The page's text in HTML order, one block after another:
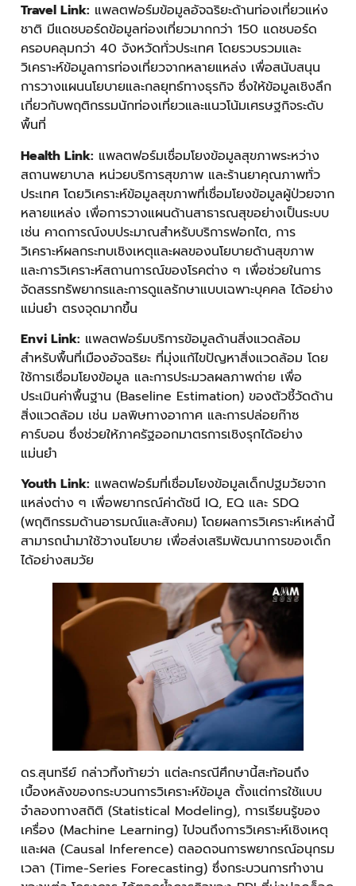
Travel Link: แพลตฟอร์มข้อมูลอัจฉริยะด้านท่องเที่ยวแห่ง
ชาติ มีแดชบอร์ดข้อมูลท่องเที่ยวมากกว่า 150 แดชบอร์ด
ครอบคลุมกว่า 40 จังหวัดทั่วประเทศ โดยรวบรวมและ
วิเคราะห์ข้อมูลการท่องเที่ยวจากหลายแหล่ง เพื่อสนับสนุน
การวางแผนนโยบายและกลยุทธ์ทางธุรกิจ ซึ่งให้ข้อมูลเชิงลึก
เกี่ยวกับพฤติกรรมนักท่องเที่ยวและแนวโน้มเศรษฐกิจระดับ
พื้นที่
Health Link: แพลตฟอร์มเชื่อมโยงข้อมูลสุขภาพระหว่าง
สถานพยาบาล หน่วยบริการสุขภาพ และร้านยาคุณภาพทั่ว
ประเทศ โดยวิเคราะห์ข้อมูลสุขภาพที่เชื่อมโยงข้อมูลผู้ป่วยจาก
หลายแหล่ง เพื่อการวางแผนด้านสาธารณสุขอย่างเป็นระบบ
เช่น คาดการณ์งบประมาณสำหรับบริการฟอกไต, การ
วิเคราะห์ผลกระทบเชิงเหตุและผลของนโยบายด้านสุขภาพ
และการวิเคราะห์สถานการณ์ของโรคต่าง ๆ เพื่อช่วยในการ
จัดสรรทรัพยากรและการดูแลรักษาแบบเฉพาะบุคคล ได้อย่าง
แม่นยำ ตรงจุดมากขึ้น
Envi Link: แพลตฟอร์มบริการข้อมูลด้านสิ่งแวดล้อม
สำหรับพื้นที่เมืองอัจฉริยะ ที่มุ่งแก้ไขปัญหาสิ่งแวดล้อม โดย
ใช้การเชื่อมโยงข้อมูล และการประมวลผลภาพถ่าย เพื่อ
ประเมินค่าพื้นฐาน (Baseline Estimation) ของตัวชี้วัดด้าน
สิ่งแวดล้อม เช่น มลพิษทางอากาศ และการปล่อยก๊าซ
คาร์บอน ซึ่งช่วยให้ภาครัฐออกมาตรการเชิงรุกได้อย่าง
แม่นยำ
Youth Link: แพลตฟอร์มที่เชื่อมโยงข้อมูลเด็กปฐมวัยจาก
แหล่งต่าง ๆ เพื่อพยากรณ์ค่าดัชนี IQ, EQ และ SDQ
(พฤติกรรมด้านอารมณ์และสังคม) โดยผลการวิเคราะห์เหล่านี้
สามารถนำมาใช้วางนโยบาย เพื่อส่งเสริมพัฒนาการของเด็ก
ได้อย่างสมวัย
ดร.สุนทรีย์ กล่าวทิ้งท้ายว่า แต่ละกรณีศึกษานี้สะท้อนถึง
เบื้องหลังของกระบวนการวิเคราะห์ข้อมูล ตั้งแต่การใช้แบบ
จำลองทางสถิติ (Statistical Modeling), การเรียนรู้ของ
เครื่อง (Machine Learning) ไปจนถึงการวิเคราะห์เชิงเหตุ
และผล (Causal Inference) ตลอดจนการพยากรณ์อนุกรม
เวลา (Time-Series Forecasting) ซึ่งกระบวนการทำงาน